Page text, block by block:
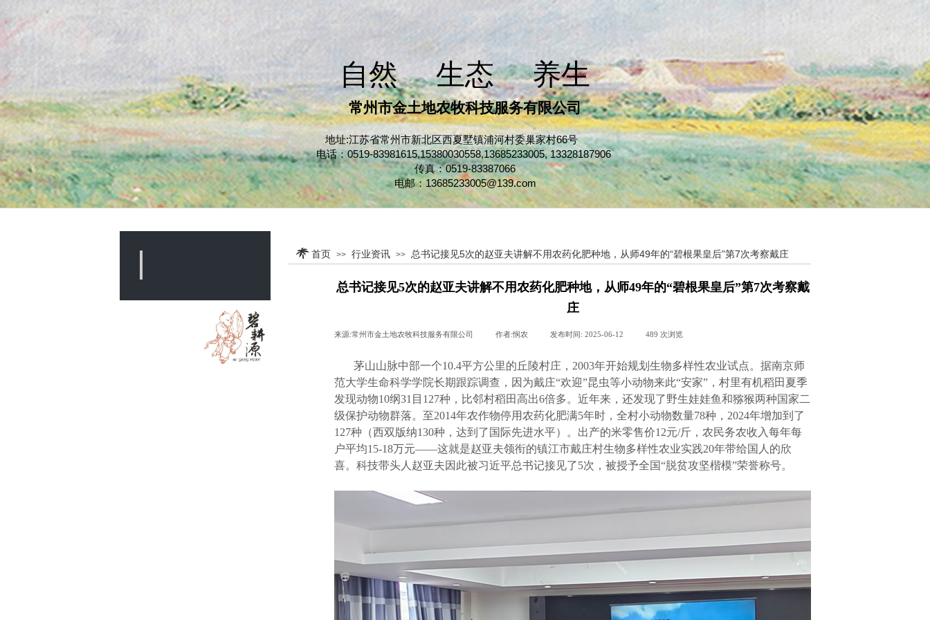
自然 生​态 养​​生​​
常州市金土地农牧科技服务有限公司
地址:江苏省常州市新北区西夏墅镇浦河村委巢家村66号
电话：0519-83981615,15380030558,13685233005,13328187906
传真：0519-83387066
电邮：13685233005@139.com
首页 >> 行业资讯 >> 总书记接见5次的赵亚夫讲解不用农药化肥种地，从师49年的“碧根果皇后”第7次考察戴庄
总书记接见5次的赵亚夫讲解不用农药化肥种地，从师49年的“碧根果皇后”第7次考察戴
庄
来源:常州市金土地农牧科技服务有限公司 作者:悯农 发布时间: 2025-06-12 489 次浏览
茅山山脉中部一个10.4平方公里的丘陵村庄，2003年开始规划生物多样性农业试点。据南京师
范大学生命科学学院长期跟踪调查，因为戴庄“欢迎”昆虫等小动物来此“安家”，村里有机稻田夏季
发现动物10纲31目127种，比邻村稻田高出6倍多。近年来，还发现了野生娃娃鱼和猕猴两种国家二
级保护动物群落。至2014年农作物停用农药化肥满5年时，全村小动物数量78种，2024年增加到了
127种（西双版纳130种，达到了国际先进水平）。出产的米零售价12元/斤，农民务农收入每年每
户平均15-18万元——这就是赵亚夫领衔的镇江市戴庄村生物多样性农业实践20年带给国人的欣
喜。科技带头人赵亚夫因此被习近平总书记接见了5次，被授予全国“脱贫攻坚楷模”荣誉称号。